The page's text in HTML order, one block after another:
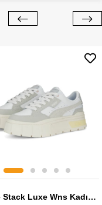
Mayze Stack Luxe Wns Kadın Sneaker